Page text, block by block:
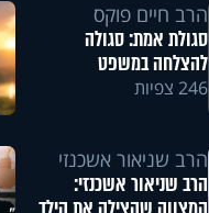
הרב חיים פוקס
סגולת אמת: סגולה
להצלחה במשפט
246 צפיות
הרב שניאור אשכנזי
הרב שניאור אשכנזי: